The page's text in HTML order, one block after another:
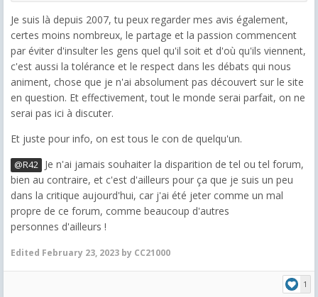
Je suis là depuis 2007, tu peux regarder mes avis également,
certes moins nombreux, le partage et la passion commencent
par éviter d'insulter les gens quel qu'il soit et d'où qu'ils viennent,
c'est aussi la tolérance et le respect dans les débats qui nous
animent, chose que je n'ai absolument pas découvert sur le site
en question. Et effectivement, tout le monde serai parfait, on ne
serai pas ici à discuter.
Et juste pour info, on est tous le con de quelqu'un.
@R42 Je n'ai jamais souhaiter la disparition de tel ou tel forum,
bien au contraire, et c'est d'ailleurs pour ça que je suis un peu
dans la critique aujourd'hui, car j'ai été jeter comme un mal
propre de ce forum, comme beaucoup d'autres
personnes d'ailleurs !
Edited February 23, 2023 by CC21000
1